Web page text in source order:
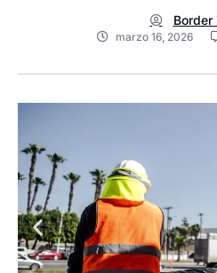
Border
marzo 16, 2026